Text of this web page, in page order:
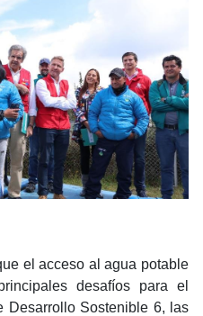
el acceso al agua potable
desafíos para el
Desarrollo Sostenible 6, las